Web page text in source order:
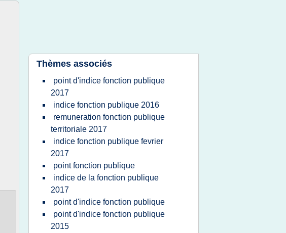
Thèmes associés
point d'indice fonction publique
2017
indice fonction publique 2016
remuneration fonction publique
territoriale 2017
indice fonction publique fevrier
2017
point fonction publique
indice de la fonction publique
2017
point d'indice fonction publique
point d'indice fonction publique
2015